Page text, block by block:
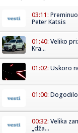
03:11:
Peter Katsis
01:40: Veliko
Kra...
01:02: Uskoro
01:00: Dogodilo
00:32: Velika
„dža...